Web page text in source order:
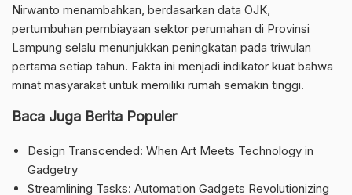
Nirwanto menambahkan, berdasarkan data OJK,
pertumbuhan pembiayaan sektor perumahan di Provinsi
Lampung selalu menunjukkan peningkatan pada triwulan
pertama setiap tahun. Fakta ini menjadi indikator kuat bahwa
minat masyarakat untuk memiliki rumah semakin tinggi.
Baca Juga Berita Populer
Design Transcended: When Art Meets Technology in
Gadgetry
Streamlining Tasks: Automation Gadgets Revolutionizing